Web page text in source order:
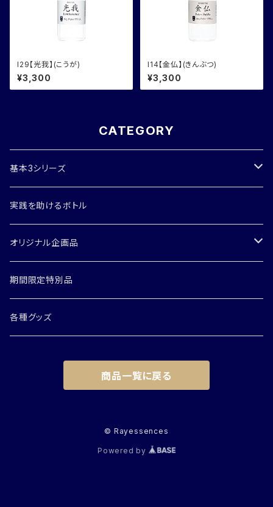
I29【光我】(こうが)
¥3,300
I14【金仏】(きんぶつ)
¥3,300
CATEGORY
基本3シリーズ
唯我シリーズ
輪花シリーズ
創世シリーズ
実践を助けるボトル
オリジナル企画品
企画ボトル
トライアルボトル
個人セッション
期間限定特別品
各種グッズ
商品一覧に戻る
© Rayessences
Powered by